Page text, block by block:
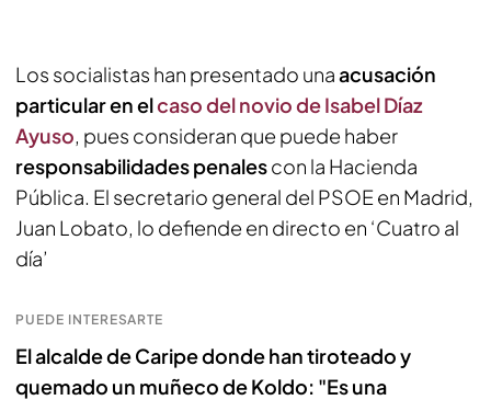
Los socialistas han presentado unaacusación
particular en elcaso del novio de Isabel Díaz
Ayuso, pues consideran que puede haber
responsabilidades penalescon la Hacienda
Pública. El secretario general del PSOE en Madrid,
Juan Lobato, lo defiende en directo en ‘Cuatro al
día’
PUEDE INTERESARTE
El alcalde de Caripe donde han tiroteado y
quemado un muñeco de Koldo: "Es una